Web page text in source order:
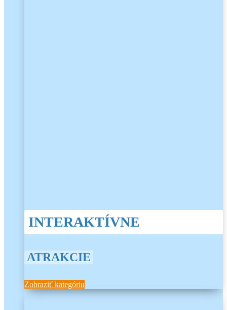
INTERAKTÍVNE
ATRAKCIE
Zobraziť kategóriu